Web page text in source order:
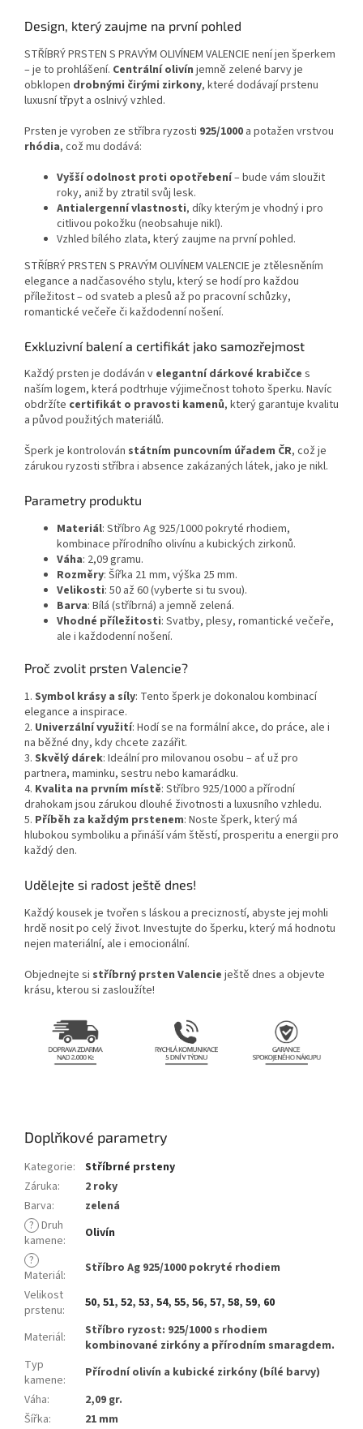
Design, který zaujme na první pohled
STŘÍBRÝ PRSTEN S PRAVÝM OLIVÍNEM VALENCIE není jen šperkem
– je to prohlášení. Centrální olivín jemně zelené barvy je
obklopen drobnými čirými zirkony, které dodávají prstenu
luxusní třpyt a oslnivý vzhled.
Prsten je vyroben ze stříbra ryzosti 925/1000 a potažen vrstvou
rhódia, což mu dodává:
Vyšší odolnost proti opotřebení– bude vám sloužit
roky, aniž by ztratil svůj lesk.
Antialergenní vlastnosti, díky kterým je vhodný i pro
citlivou pokožku (neobsahuje nikl).
Vzhled bílého zlata, který zaujme na první pohled.
STŘÍBRÝ PRSTEN S PRAVÝM OLIVÍNEM VALENCIE je ztělesněním
elegance a nadčasového stylu, který se hodí pro každou
příležitost – od svateb a plesů až po pracovní schůzky,
romantické večeře či každodenní nošení.
Exkluzivní balení a certifikát jako samozřejmost
Každý prsten je dodáván v elegantní dárkové krabičce s
naším logem, která podtrhuje výjimečnost tohoto šperku. Navíc
obdržíte certifikát o pravosti kamenů, který garantuje kvalitu
a původ použitých materiálů.
Šperk je kontrolován státním puncovním úřadem ČR, což je
zárukou ryzosti stříbra i absence zakázaných látek, jako je nikl.
Parametry produktu
Materiál: Stříbro Ag 925/1000 pokryté rhodiem,
kombinace přírodního olivínu a kubických zirkonů.
Váha: 2,09 gramu.
Rozměry: Šířka 21 mm, výška 25 mm.
Velikosti: 50 až 60 (vyberte si tu svou).
Barva: Bílá (stříbrná) a jemně zelená.
Vhodné příležitosti: Svatby, plesy, romantické večeře,
ale i každodenní nošení.
Proč zvolit prsten Valencie?
1. Symbol krásy a síly: Tento šperk je dokonalou kombinací
elegance a inspirace.
2. Univerzální využití: Hodí se na formální akce, do práce, ale i
na běžné dny, kdy chcete zazářit.
3. Skvělý dárek: Ideální pro milovanou osobu – ať už pro
partnera, maminku, sestru nebo kamarádku.
4. Kvalita na prvním místě: Stříbro 925/1000 a přírodní
drahokam jsou zárukou dlouhé životnosti a luxusního vzhledu.
5. Příběh za každým prstenem: Noste šperk, který má
hlubokou symboliku a přináší vám štěstí, prosperitu a energii pro
každý den.
Udělejte si radost ještě dnes!
Každý kousek je tvořen s láskou a precizností, abyste jej mohli
hrdě nosit po celý život. Investujte do šperku, který má hodnotu
nejen materiální, ale i emocionální.
Objednejte si stříbrný prsten Valencie ještě dnes a objevte
krásu, kterou si zasloužíte!
Doplňkové parametry
Kategorie:
Stříbrné prsteny
Záruka:
2 roky
Barva:
zelená
? Druh
kamene:
Olivín
?
Materiál:
Stříbro Ag 925/1000 pokryté rhodiem
Velikost
prstenu: 50, 51, 52, 53, 54, 55, 56, 57, 58, 59, 60
Materiál:
Stříbro ryzost: 925/1000 s rhodiem
kombinované zirkóny a přírodním smaragdem.
Typ
kamene:
Přírodní olivín a kubické zirkóny (bílé barvy)
Váha:
2,09 gr.
Šířka:
21 mm